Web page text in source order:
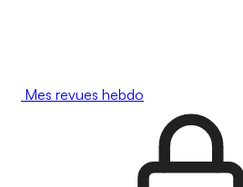
Mes revues hebdo